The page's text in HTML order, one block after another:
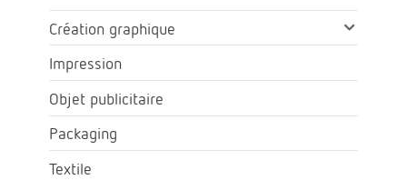
Création graphique
Impression
Objet publicitaire
Packaging
Textile